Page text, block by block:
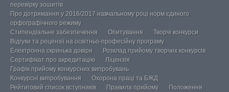
перевірку зошитів
Про дотримання у 2016/2017 навчальному році норм єдиного
орфографічного режиму
Стипендіальне забезпечення
Опитування
Творчі конкурси
Відгуки та рецензії на освітньо-професійну програму
Електронна скринька довіри
Розклад прийому творчих конкурсів
Сертифікат про акредитацію
Ліцензія
Графік прийому конкурсних випробувань
Конкурсні випробування
Охорона праці та БЖД
Рейтиговий список вступників
Правила прийому
Положення